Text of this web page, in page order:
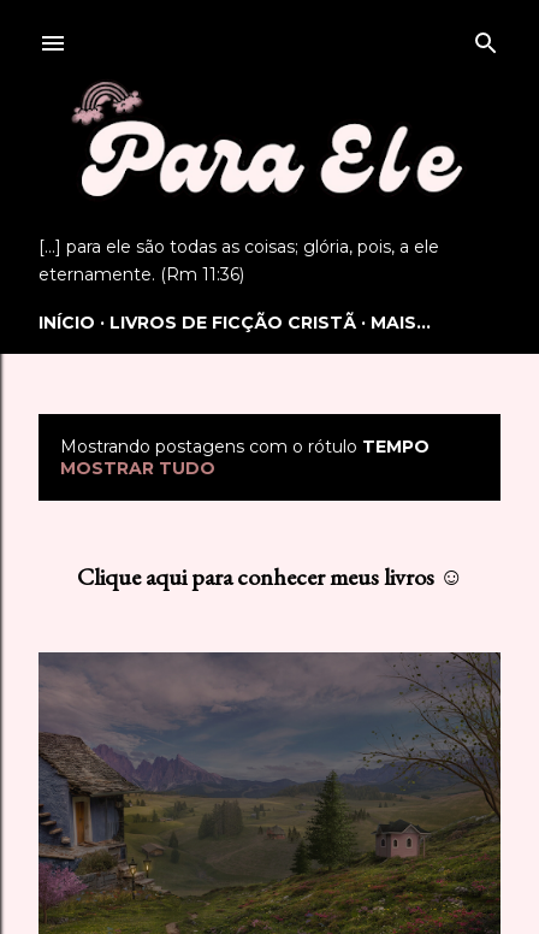
[...] para ele são todas as coisas; glória, pois, a ele
eternamente. (Rm 11:36)
INÍCIO LIVROS DE FICÇÃO CRISTÃ MAIS…
o
a
g
e
n
s
Mostrando postagens com o rótulo TEMPO
MOSTRAR TUDO
Clique aqui para conhecer meus livros ☺